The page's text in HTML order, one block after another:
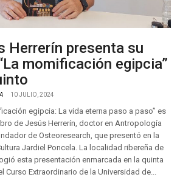
Herrerín presenta su
momificación egipcia”
10 JULIO, 2024
egipcia: La vida eterna paso a paso” es
de Jesús Herrerín, doctor en Antropología
de Osteoresearch, que presentó en la
Jardiel Poncela. La localidad ribereña de
esta presentación enmarcada en la quinta
Curso Extraordinario de la Universidad de...